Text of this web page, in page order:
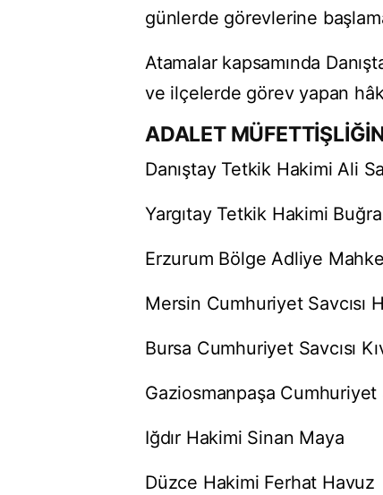
günlerde görevlerine
Atamalar kapsamında
ve ilçelerde görev yapan
ADALET
Danıştay Tetkik Hakimi Ali
Yargıtay Tetkik Hakimi
Erzurum Bölge Adliye
Mersin Cumhuriyet Savcısı
Bursa Cumhuriyet Savcısı
Gaziosmanpaşa Cumhuriyet
Iğdır Hakimi Sinan Maya
Düzce Hakimi Ferhat Havuz